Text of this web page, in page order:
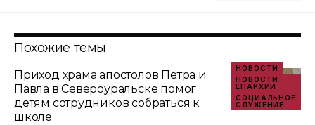
Похожие темы
НОВОСТИ
НОВОСТИ
ЕПАРХИИ
СОЦИАЛЬНОЕ
СЛУЖЕНИЕ
Приход храма апостолов Петра и
Павла в Североуральске помог
детям сотрудников собраться к
школе